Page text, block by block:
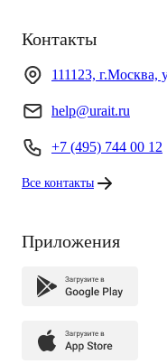
Контакты
111123, г.Москва,
help@urait.ru
+7 (495) 744 00 12
Все контакты
Приложения